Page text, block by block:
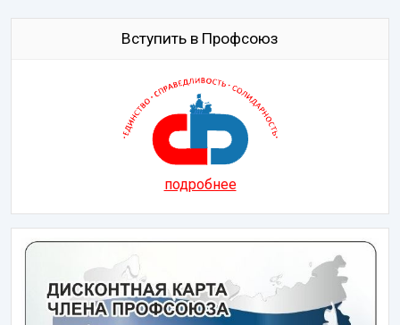
Вступить в Профсоюз
подробнее